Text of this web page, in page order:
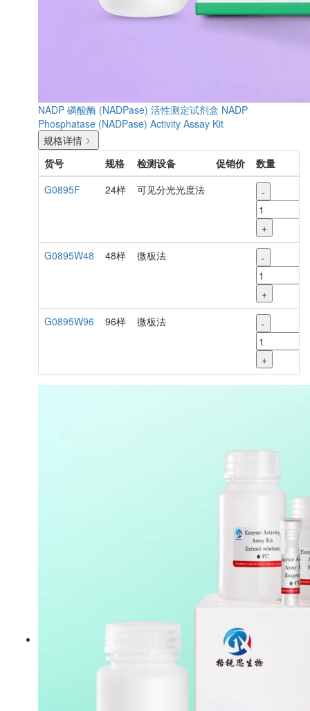
NADP 磷酸酶 (NADPase) 活性测定试剂盒 NADP
Phosphatase (NADPase) Activity Assay Kit
规格详情
货号
规格 检测设备 促销价
数量
G0895F
24样 可见分光光度法 -
+
G0895W48
48样 微板法 -
+
G0895W96
96样 微板法 -
+